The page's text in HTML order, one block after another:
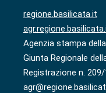
regione.basilicata.it
Agenzia stampa della
Giunta Regionale
Registrazione n.